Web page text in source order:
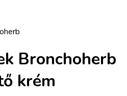
Bronchoherb
krém